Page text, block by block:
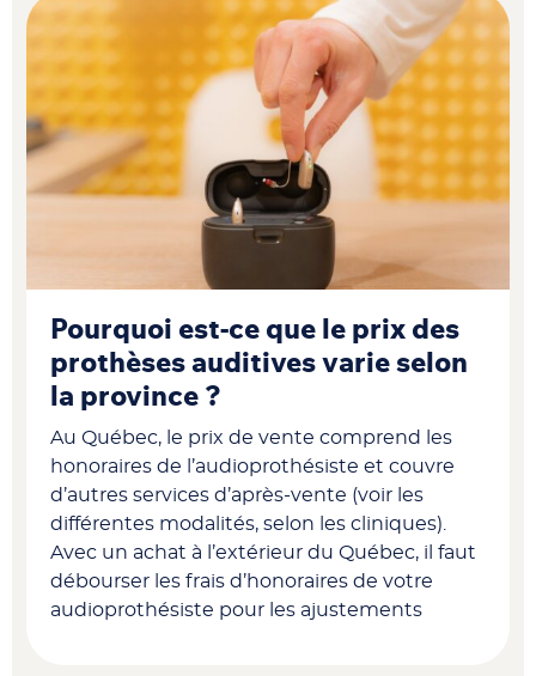
Pourquoi est-ce que le prix des
prothèses auditives varie selon
la province ?
Au Québec, le prix de vente comprend les
honoraires de l’audioprothésiste et couvre
d’autres services d’après-vente (voir les
différentes modalités, selon les cliniques).
Avec un achat à l’extérieur du Québec, il faut
débourser les frais d’honoraires de votre
audioprothésiste pour les ajustements